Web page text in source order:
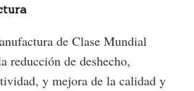
de Clase Mundial
reducción de deshecho,
y mejora de la calidad y